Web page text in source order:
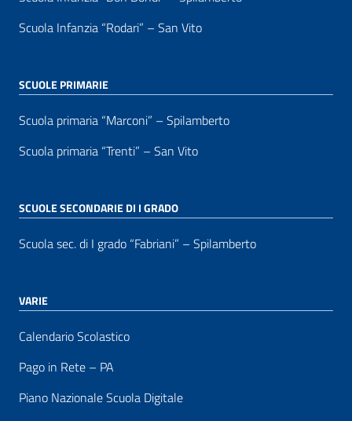
Scuola Infanzia “Rodari” – San Vito
SCUOLE PRIMARIE
Scuola primaria “Marconi” – Spilamberto
Scuola primaria “Trenti” – San Vito
SCUOLE SECONDARIE DI I GRADO
Scuola sec. di I grado “Fabriani” – Spilamberto
VARIE
Calendario Scolastico
Pago in Rete – PA
Piano Nazionale Scuola Digitale